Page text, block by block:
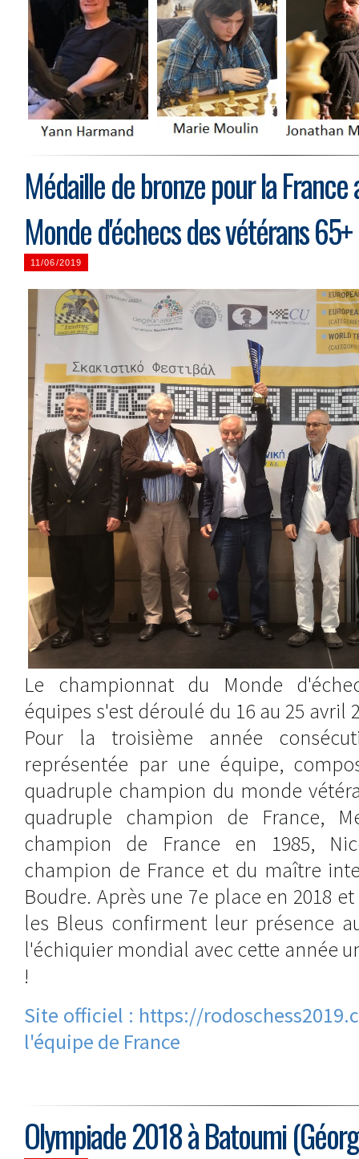
Médaille de bronze pour la
Monde d'échecs des vétérans
11/06/2019
Le championnat du Monde
équipes s'est déroulé du 16 au 25 avril
Pour la troisième année
représentée par une équipe,
quadruple champion du monde
quadruple champion de France,
champion de France en 1985,
champion de France et du maître
Boudre. Après une 7e place en 2018
les Bleus confirment leur présence
l'échiquier mondial avec cette année
!
Site officiel : https://
l'équipe de France
Olympiade 2018 à Batoumi